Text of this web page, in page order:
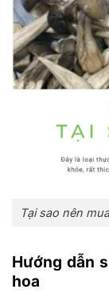
Tại sao nên
Hướng dẫn
hoa